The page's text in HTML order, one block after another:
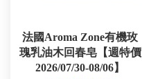
法國Aroma Zone有機玫
瑰乳油木回春皂【週特價
2026/07/30-08/06】